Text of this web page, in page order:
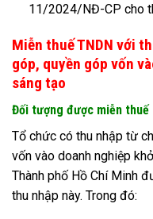
11/2024/NĐ-CP cho
Miễn thuế TNDN với
góp, quyền góp vốn
sáng tạo
Đối tượng được miễn thuế
Tổ chức có thu nhập từ
vốn vào doanh nghiệp
Thành phố Hồ Chí Minh
thu nhập này. Trong đó: